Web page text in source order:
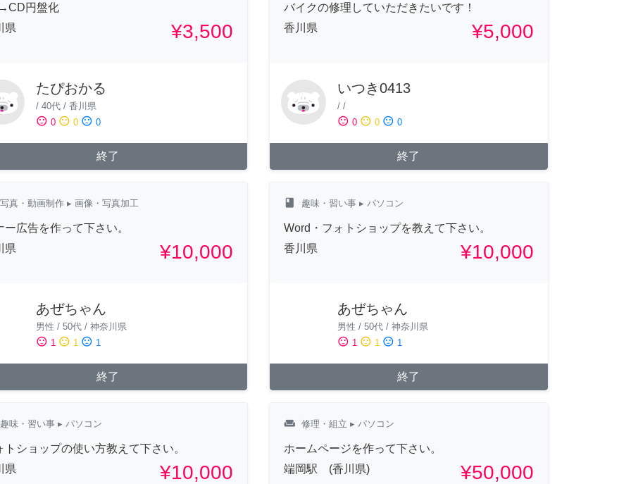
円盤化
県
¥3,500
たぴおかる
/ 40代 / 香川県
sentiment_satisfied 0 sentiment_neutral 0 sentiment_dissatisfied 0
終了
バイクの修理していただきたいです！
香川県
¥5,000
いつき0413
/ /
sentiment_satisfied 0 sentiment_neutral 0 sentiment_dissatisfied 0
終了
写真・動画制作 ▸ 画像・写真加工
ー広告を作って下さい。
県
¥10,000
あぜちゃん
男性 / 50代 / 神奈川県
sentiment_satisfied 1 sentiment_neutral 1 sentiment_dissatisfied 1
終了
class 趣味・習い事▸ パソコン
Word・フォトショップを教えて下さい。
香川県
¥10,000
あぜちゃん
男性 / 50代/ 神奈川県
sentiment_satisfied 1 sentiment_neutral 1 sentiment_dissatisfied 1
終了
趣味・習い事 ▸ パソコン
トショップの使い方教えて下さい。
県
¥10,000
weekend 修理・組立 ▸ パソコン
ホームページを作って下さい。
端岡駅 (香川県)
¥50,000